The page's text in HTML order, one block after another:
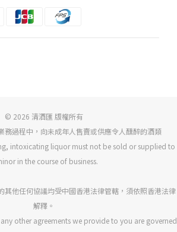
© 2026 清酒匯 版權所有
務過程中，向未成年人售賣或供應令人醺醉的酒類
intoxicating liquor must not be sold or supplied to
in the course of business.
其他任何協議均受中國香港法律管轄，須依照香港法律
解釋。
any other agreements we provide to you are governed